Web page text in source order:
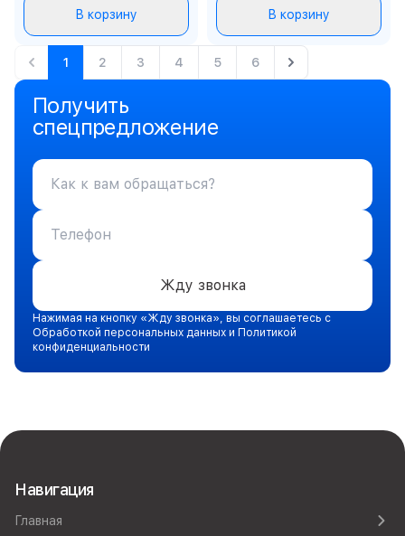
В корзину В корзину
1 2 3 4 5 6
Получить
спецпредложение
Жду звонка
Нажимая на кнопку «Жду звонка», вы соглашаетесь с
Обработкой персональных данных и Политикой
конфиденциальности
Навигация
Главная